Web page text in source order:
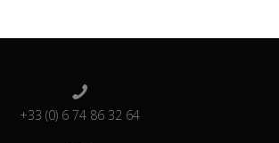
+33 (0) 6 74 86 32 64